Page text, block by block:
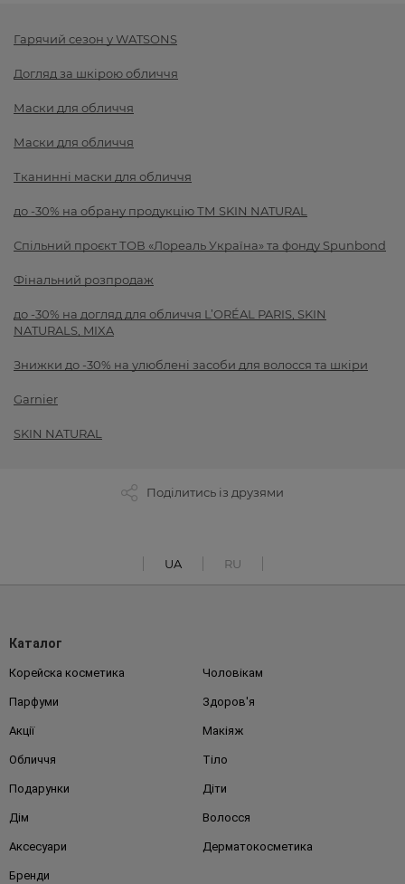
Гарячий сезон у WATSONS
Догляд за шкірою обличчя
Маски для обличчя
Маски для обличчя
Тканинні маски для обличчя
до -30% на обрану продукцію ТМ SKIN NATURAL
Спільний проєкт ТОВ «Лореаль Україна» та фонду Spunbond
Фінальний розпродаж
до -30% на догляд для обличчя L’ORÉAL PARIS, SKIN
NATURALS, MIXA
Знижки до -30% на улюблені засоби для волосся та шкіри
Garnier
SKIN NATURAL
Поділитись із друзями
UA RU
Каталог
Корейска косметика Чоловікам
Парфуми Здоров'я
Акції Макіяж
Обличчя Тіло
Подарунки Діти
Дім Волосся
Аксесуари Дерматокосметика
Бренди